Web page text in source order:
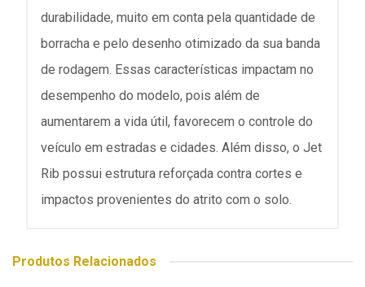
durabilidade, muito em conta pela quantidade de
borracha e pelo desenho otimizado da sua banda
de rodagem. Essas características impactam no
desempenho do modelo, pois além de
aumentarem a vida útil, favorecem o controle do
veículo em estradas e cidades. Além disso, o Jet
Rib possui estrutura reforçada contra cortes e
impactos provenientes do atrito com o solo.
Produtos Relacionados